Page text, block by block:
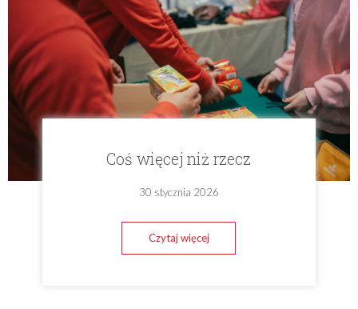
Coś więcej niż rzecz
30 stycznia 2026
Czytaj więcej